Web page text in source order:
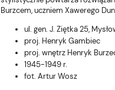
Burzcem, uczniem Xawerego
ul. gen. J. Ziętka 25,
proj. Henryk Gambiec
proj. wnętrz Henryk
1945-1949 r.
fot. Artur Wosz